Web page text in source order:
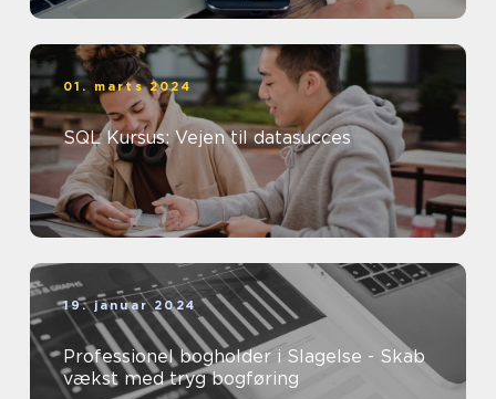
01. marts 2024
SQL Kursus: Vejen til datasucces
19. januar 2024
Professionel bogholder i Slagelse - Skab
vækst med tryg bogføring